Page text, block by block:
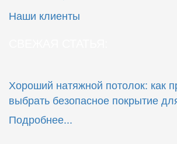
Наши клиенты
Хороший натяжной потолок: как
выбрать безопасное покрытие
Подробнее...